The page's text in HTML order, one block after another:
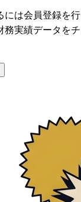
には会員登録を
務実績データを